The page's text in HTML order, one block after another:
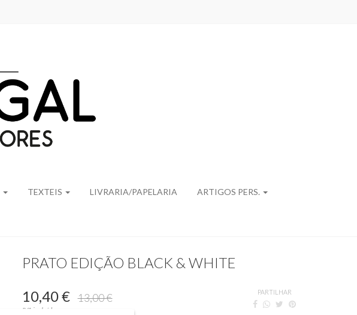
TEXTEIS LIVRARIA/PAPELARIA ARTIGOS PERS.
PRATO EDIÇÃO BLACK & WHITE
10,40 € 13,00 €
IVA incluído.
PARTILHAR